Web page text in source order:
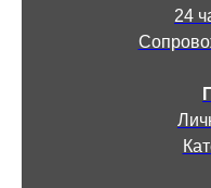
24